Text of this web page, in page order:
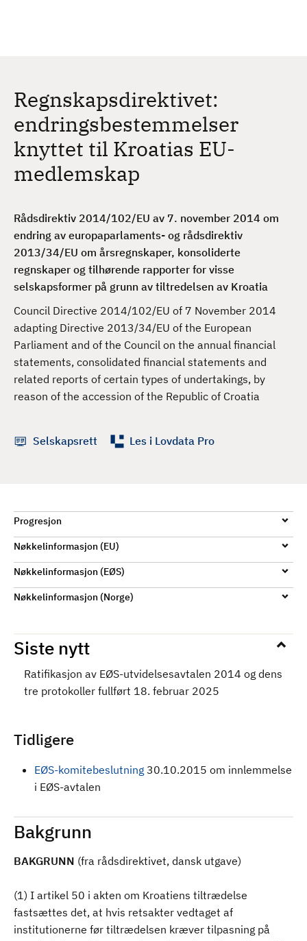
Regnskapsdirektivet:
endringsbestemmelser
knyttet til Kroatias EU-
medlemskap
Rådsdirektiv 2014/102/EU av 7. november 2014 om
endring av europaparlaments- og rådsdirektiv
2013/34/EU om årsregnskaper, konsoliderte
regnskaper og tilhørende rapporter for visse
selskapsformer på grunn av tiltredelsen av Kroatia
Council Directive 2014/102/EU of 7 November 2014
adapting Directive 2013/34/EU of the European
Parliament and of the Council on the annual financial
statements, consolidated financial statements and
related reports of certain types of undertakings, by
reason of the accession of the Republic of Croatia
Selskapsrett Les i Lovdata Pro
Progresjon
Nøkkelinformasjon (EU)
Nøkkelinformasjon (EØS)
Nøkkelinformasjon (Norge)
Siste nytt
Ratifikasjon av EØS-utvidelsesavtalen 2014 og dens
tre protokoller fullført 18. februar 2025
Tidligere
EØS-komitebeslutning 30.10.2015 om innlemmelse
i EØS-avtalen
Bakgrunn
BAKGRUNN (fra rådsdirektivet, dansk utgave)
(1) I artikel 50 i akten om Kroatiens tiltrædelse
fastsættes det, at hvis retsakter vedtaget af
institutionerne før tiltrædelsen kræver tilpasning på